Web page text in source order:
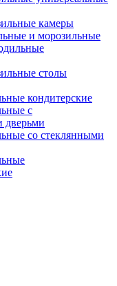
камеры
и морозильные
столы
кондитерские
с
дверьми
со стеклянными